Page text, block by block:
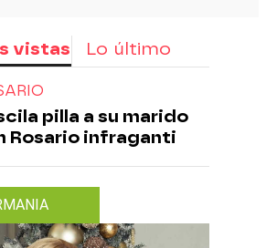
vistas Lo último
pilla a su marido
Rosario infraganti